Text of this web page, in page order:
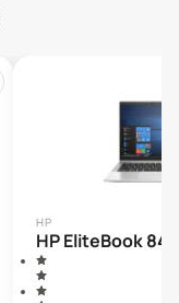
HP
HP EliteBook